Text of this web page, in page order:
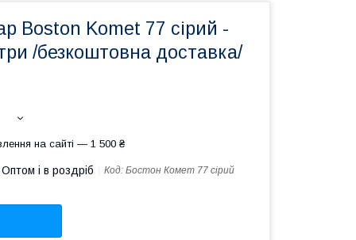
Boston Komet 77 сірий -
/безкоштовна доставка/
на сайті — 1 500 ₴
Оптом і в роздріб Код: Бостон Комет 77 сірий